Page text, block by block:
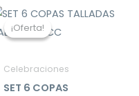
¡Oferta!
¡Oferta!
Celebraciones
SET 6 COPAS
El
precio
original
era:
El